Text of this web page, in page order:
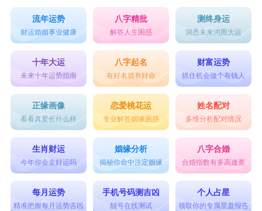
流年运势
财运婚姻事业健康
八字精批
解答人生困惑
测终身运
洞悉未来鸿图大运
十年大运
未来十年运势指南
八字起名
有好名就有好命
财富运势
抓住机会做个有钱人
正缘画像
看看真爱长什么样
恋爱桃花运
专业解答姻缘困惑
姓名配对
多维分析配对情况
生肖财运
今年你会走好运吗
姻缘分析
揭秘你命中注定姻缘
八字合婚
合婚指数有多高速查
每月运势
精准把握每月运势吉凶
手机号码测吉凶
靓号在线测试
个人占星
领取你的专属星盘报告